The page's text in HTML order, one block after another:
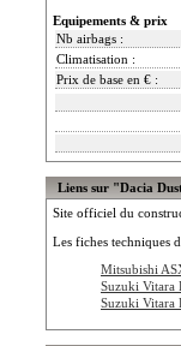
Equipements & prix
Nb airbags :
Climatisation :
Prix de base en € :
Liens sur "Dacia
Site officiel du
Les fiches techniques
Mitsubishi
Suzuki
Suzuki Vitara